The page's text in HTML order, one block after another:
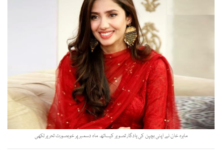
ماہرہ خان نے اپنی بچپن کی یادگار تصویر کیساتھ ماہ دسمبر پر خوبصورت تحریر لکھی